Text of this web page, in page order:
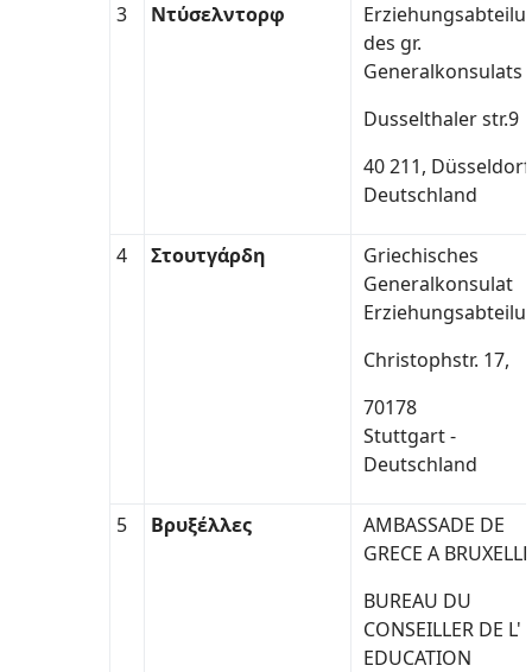
3 Ντύσελντορφ
des gr.
Generalkonsulats
Dusselthaler str.9
40 211,
Deutschland
4 Στουτγάρδη
Griechisches
Generalkonsulat
Christophstr. 17,
70178
Stuttgart -
Deutschland
5 Βρυξέλλες
AMBASSADE DE
GRECE A
BUREAU DU
CONSEILLER DE L'
EDUCATION